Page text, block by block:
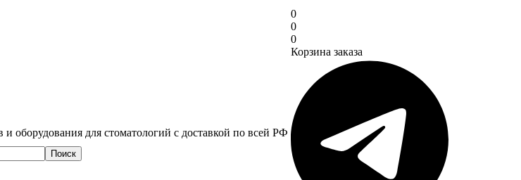
оборудования для стоматологий с доставкой по всей РФ
0
0
0
Корзина заказа